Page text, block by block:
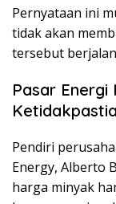
Pernyataan ini
tidak akan
tersebut
Pasar
Pendiri
Energy, Alberto
harga minyak